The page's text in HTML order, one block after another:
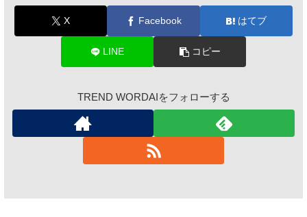
X Facebook はてブ
LINE コピー
TREND WORDAIをフォローする